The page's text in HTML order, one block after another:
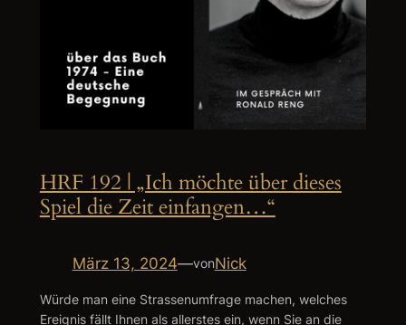
HRF 192 | „Ich möchte über dieses
Spiel die Zeit einfangen…“
März 13, 2024—vonNick
Würde man eine Strassenumfrage machen, welches
Ereignis fällt Ihnen als allerstes ein, wenn Sie an die